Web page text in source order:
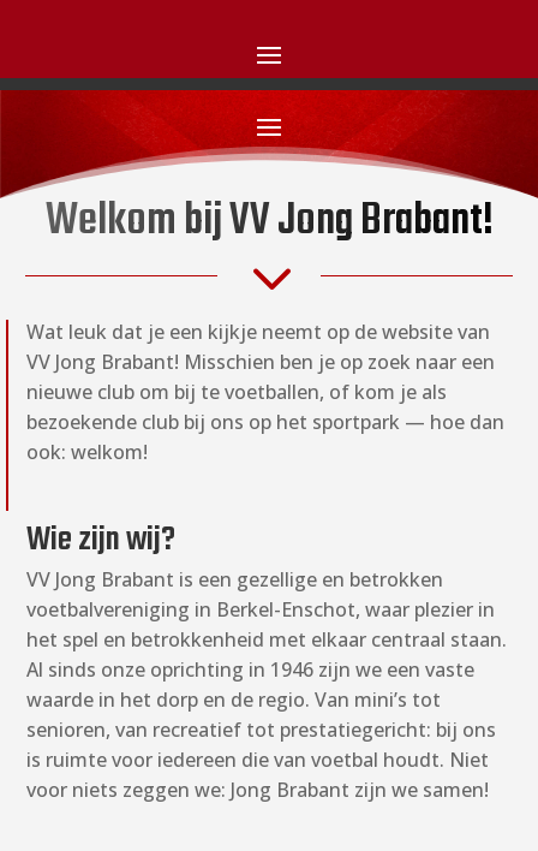
Welkom bij VV Jong Brabant!
3
Wat leuk dat je een kijkje neemt op de website van
VV Jong Brabant! Misschien ben je op zoek naar een
nieuwe club om bij te voetballen, of kom je als
bezoekende club bij ons op het sportpark — hoe dan
ook: welkom!
Wie zijn wij?
VV Jong Brabant is een gezellige en betrokken
voetbalvereniging in Berkel-Enschot, waar plezier in
het spel en betrokkenheid met elkaar centraal staan.
Al sinds onze oprichting in 1946 zijn we een vaste
waarde in het dorp en de regio. Van mini’s tot
senioren, van recreatief tot prestatiegericht: bij ons
is ruimte voor iedereen die van voetbal houdt. Niet
voor niets zeggen we: Jong Brabant zijn we samen!